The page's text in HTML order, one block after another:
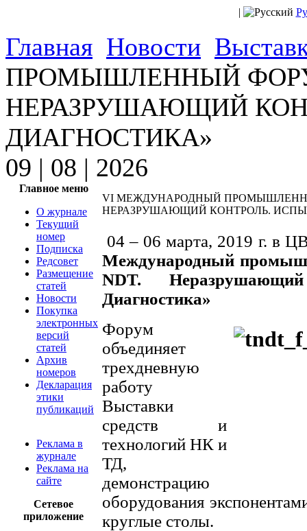
|
Главная Новости
ПРОМЫШЛЕННЫЙ
НЕРАЗРУШАЮЩИЙ
ДИАГНОСТИКА»
09 | 08 | 2026
Главное меню
О журнале
Текущий
номер
Подписка
Редсовет
Размещение
статей
Новости
Покупка
электронных
версий
статей
Архив
номеров
Декларация
этики
публикаций
Реклама в
журнале
Реклама на
сайте
Сетевое
приложение
VI МЕЖДУНАРОДНЫЙ
НЕРАЗРУШАЮЩИЙ КОНТРОЛЬ.
04 – 06 марта, 2019 г. в
Международный
NDT.
Диагностика»
Форум
объединяет
трехдневную
работу
Выставки
средств и
технологий НК и
ТД,
демонстрацию
оборудования
круглые столы.